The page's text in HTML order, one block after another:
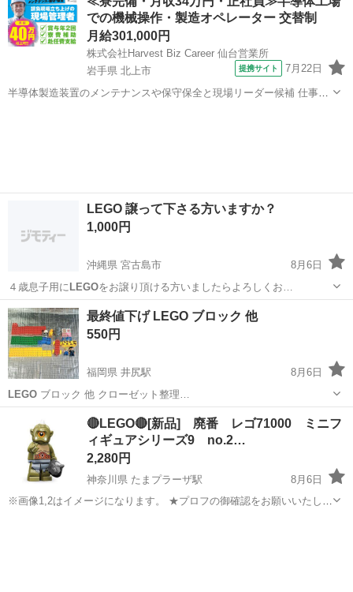
での機械操作・製造オペレーター 交替制
月給301,000円
株式会社Harvest Biz Career 仙台営業所
岩手県 北上市
提携サイト 7月22日
半導体製造装置のメンテナンスや保守保全と現場リーダー候補 仕事内
LEGO 譲って下さる方いますか？
1,000円
沖縄県 宮古島市
8月6日
４歳息子用に LEGOをお譲り頂ける方いましたらよろしくお…
沖縄 宮古島市 おもちゃ LEGO
最終値下げ LEGO ブロック 他
550円
福岡県 井尻駅
8月6日
LEGO
ブロック 他 クローゼット整理…
パズル
🔴LEGO🔴[新品] 廃番 レゴ71000 ミニフ
ィギュアシリーズ9 no.2…
2,280円
神奈川県 たまプラーザ駅
8月6日
※画像1,2はイメージになります。 ★プロフの御確認をお願いいたしま